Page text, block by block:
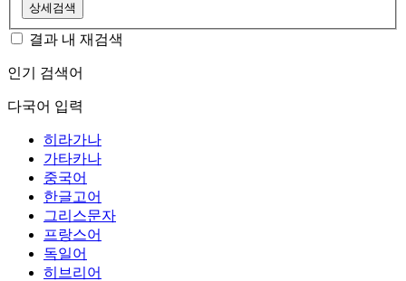
상세검색
결과 내 재검색
인기 검색어
다국어 입력
히라가나
가타카나
중국어
한글고어
그리스문자
프랑스어
독일어
히브리어